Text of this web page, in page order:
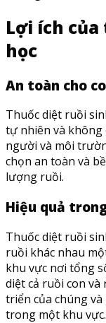
Lợi ích
học
An toàn cho
Thuốc diệt ruồi
tự nhiên và không
người và môi
chọn an toàn và
lượng ruồi.
Hiệu quả
Thuốc diệt ruồi
ruồi khác nhau
khu vực nơi tổng
diệt cả ruồi con
triển của chúng
trong một khu vực.